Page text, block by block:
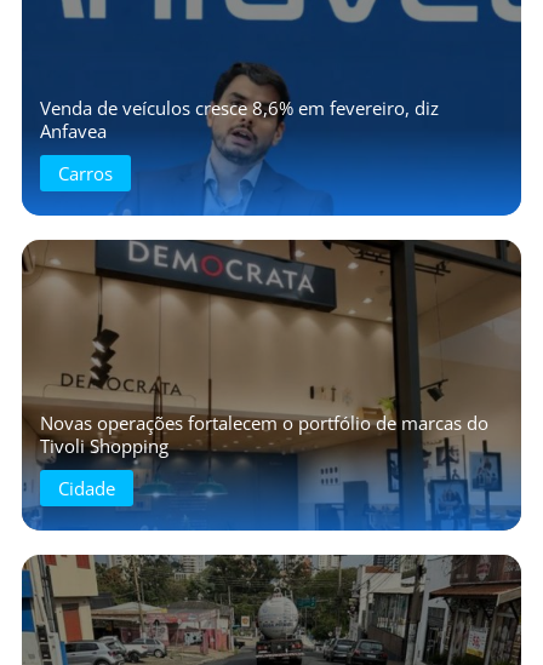
Venda de veículos cresce 8,6% em fevereiro, diz
Anfavea
Carros
Novas operações fortalecem o portfólio de marcas do
Tivoli Shopping
Cidade